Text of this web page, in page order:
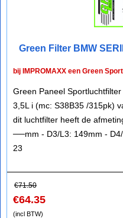
Green Filter BMW
bij IMPROMAXX een Green
Green Paneel
3,5L i (mc: S38B35 /315pk)
dit luchtfilter heeft de
──mm - D3/L3: 149mm -
23
€71.50
€64.35
(incl BTW)